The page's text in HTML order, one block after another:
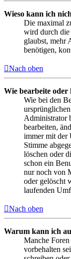
Wieso kann ich
Die maximal
wird durch die
glaubst, mehr
benötigen,
Nach oben
Wie bearbeite oder
Wie bei den
Administrator
bearbeiten,
immer mit der
Stimme
löschen oder
schon ein
nur noch von
oder gelöscht
laufenden
Nach oben
Warum kann ich
Manche
vorbehalten